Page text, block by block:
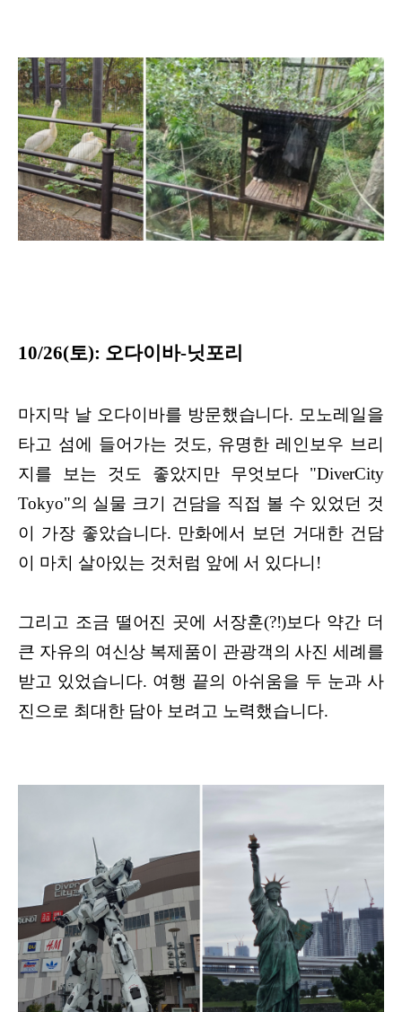
10/26(토): 오다이바-닛포리
마지막 날 오다이바를 방문했습니다. 모노레일을
타고 섬에 들어가는 것도, 유명한 레인보우 브리
지를 보는 것도 좋았지만 무엇보다 "DiverCity
Tokyo"의 실물 크기 건담을 직접 볼 수 있었던 것
이 가장 좋았습니다. 만화에서 보던 거대한 건담
이 마치 살아있는 것처럼 앞에 서 있다니!
그리고 조금 떨어진 곳에 서장훈(?!)보다 약간 더
큰 자유의 여신상 복제품이 관광객의 사진 세례를
받고 있었습니다. 여행 끝의 아쉬움을 두 눈과 사
진으로 최대한 담아 보려고 노력했습니다.